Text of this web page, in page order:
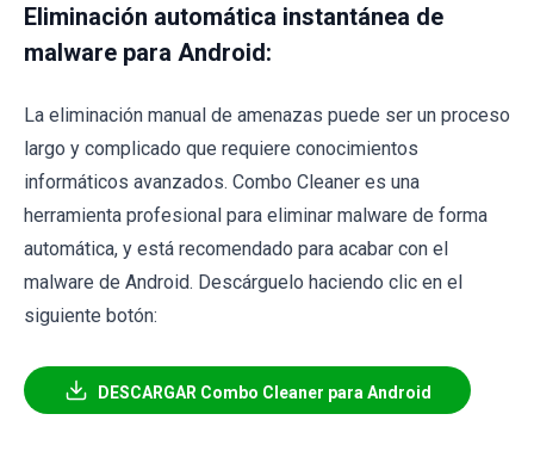
Eliminación automática instantánea de
malware para Android:
La eliminación manual de amenazas puede ser un proceso
largo y complicado que requiere conocimientos
informáticos avanzados. Combo Cleaner es una
herramienta profesional para eliminar malware de forma
automática, y está recomendado para acabar con el
malware de Android. Descárguelo haciendo clic en el
siguiente botón:
DESCARGAR Combo Cleaner para Android